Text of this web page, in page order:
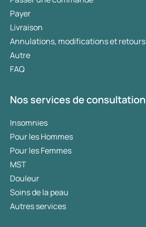
Payer
Livraison
Annulations, modifications et retours
Autre
FAQ
Nos services de consultation
Insomnies
Pour les Hommes
Pour les Femmes
MST
Douleur
Soins de la peau
Autres services